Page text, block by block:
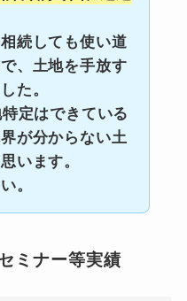
続しても使い道
、土地を手放す
た。
定はできている
が分からない土
います。
。
ミナー等実績